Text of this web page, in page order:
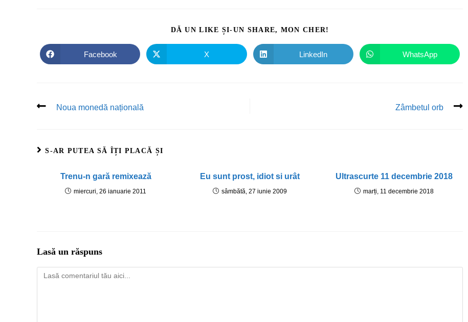
DĂ UN LIKE ȘI-UN SHARE, MON CHER!
Facebook X LinkedIn WhatsApp
Noua monedă națională Zâmbetul orb
S-AR PUTEA SĂ ÎȚI PLACĂ ȘI
Trenu-n gară remixează
miercuri, 26 ianuarie 2011
Eu sunt prost, idiot si urât
sâmbătă, 27 iunie 2009
Ultrascurte 11 decembrie 2018
marți, 11 decembrie 2018
Lasă un răspuns